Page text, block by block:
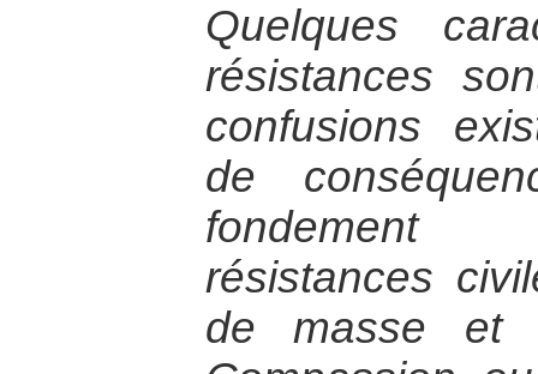
Quelques
résistances
confusions
de
fondement
résistances
de masse et